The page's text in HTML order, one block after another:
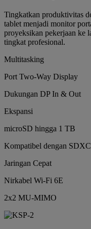
Tingkatkan produktivitas
tablet menjadi monitor
proyeksikan pekerjaan ke
tingkat profesional.
Multitasking
Port Two-Way Display
Dukungan DP In & Out
Ekspansi
microSD hingga 1 TB
Kompatibel dengan SDXC
Jaringan Cepat
Nirkabel Wi-Fi 6E
2x2 MU-MIMO